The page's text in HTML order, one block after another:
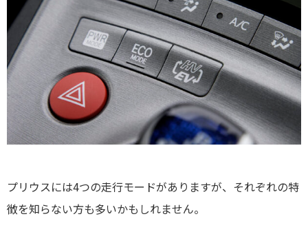
プリウスには4つの走行モードがありますが、それぞれの特
徴を知らない方も多いかもしれません。